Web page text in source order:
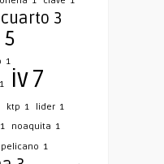
cuarto 3
5
1
1 iv7
ktp 1 lider 1
1 noaquita 1
pelicano 1